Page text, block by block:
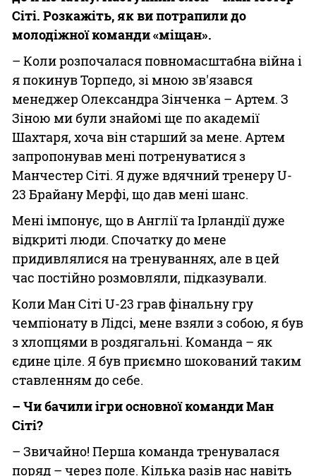
Сіті. Розкажіть, як ви потрапили до
молодіжної команди «міщан».
– Коли розпочалася повномасштабна війна і
я покинув Торпедо, зі мною зв'язався
менеджер Олександра Зінченка – Артем. З
Зіною ми були знайомі ще по академії
Шахтаря, хоча він старший за мене. Артем
запропонував мені потренуватися з
Манчестер Сіті. Я дуже вдячний тренеру U-
23 Брайану Мерфі, що дав мені шанс.
Мені імпонує, що в Англії та Ірландії дуже
відкриті люди. Спочатку до мене
придивлялися на тренуваннях, але в цей
час постійно розмовляли, підказували.
Коли Ман Сіті U-23 грав фінальну гру
чемпіонату в Лідсі, мене взяли з собою, я був
з хлопцями в роздягальні. Команда – як
єдине ціле. Я був приємно шокований таким
ставленням до себе.
– Чи бачили ігри основної команди Ман
Сіті?
– Звичайно! Перша команда тренувалася
поряд – через поле. Кілька разів нас навіть